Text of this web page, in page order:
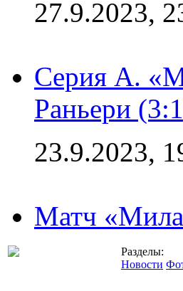
27.9.2023,
Серия А.
Раньери
23.9.2023,
Матч
Разделы:
Новости